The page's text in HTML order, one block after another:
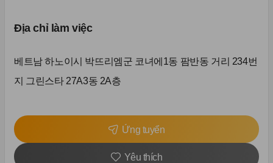
Địa chỉ làm việc
베트남 하노이시 박뜨리엠군 코녀에1동 팜반동 거리 234번
지 그린스타 27A3동 2A층
Ứng tuyển
Yêu thích